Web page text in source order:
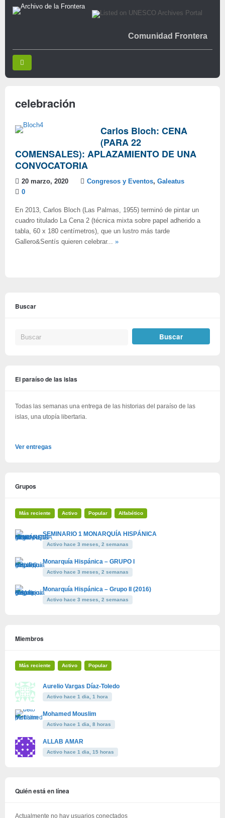
Comunidad Frontera
celebración
Carlos Bloch: CENA
(PARA 22
COMENSALES): APLAZAMIENTO DE UNA
CONVOCATORIA
20 marzo, 2020 Congresos y Eventos, Galeatus
0
En 2013, Carlos Bloch (Las Palmas, 1955) terminó de pintar un
cuadro titulado La Cena 2 (técnica mixta sobre papel adherido a
tabla, 60 x 180 centímetros), que un lustro más tarde
Gallero&Sentís quieren celebrar... »
Buscar
El paraíso de las islas
Todas las semanas una entrega de las historias del paraíso de las
islas, una utopía libertaria.
Ver entregas
Grupos
Más reciente Activo Popular Alfabético
SEMINARIO 1 MONARQUÍA HISPÁNICA
Activo hace 3 meses, 2 semanas
Monarquía Hispánica – GRUPO I
Activo hace 3 meses, 2 semanas
Monarquía Hispánica – Grupo II (2016)
Activo hace 3 meses, 2 semanas
Miembros
Más reciente Activo Popular
Aurelio Vargas Díaz-Toledo
Activo hace 1 dia, 1 hora
Mohamed Mouslim
Activo hace 1 dia, 8 horas
ALLAB AMAR
Activo hace 1 dia, 15 horas
Quién está en línea
Actualmente no hay usuarios conectados